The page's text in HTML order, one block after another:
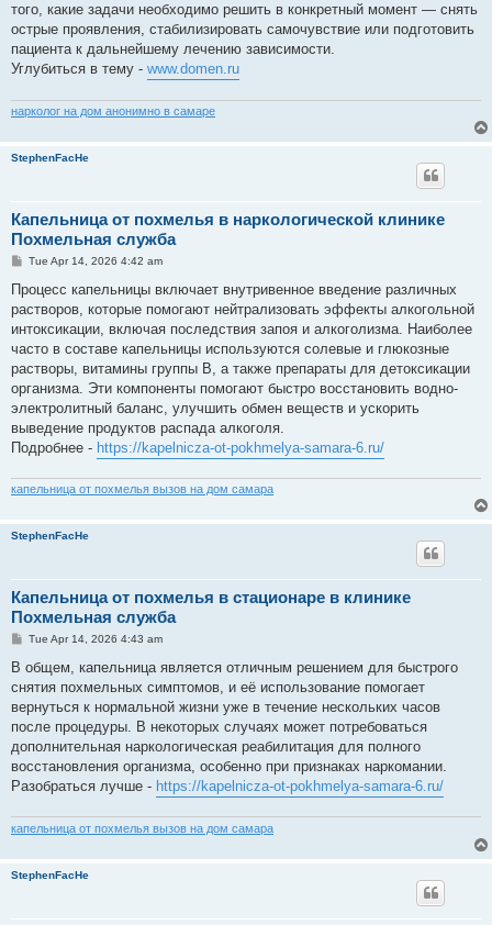
того, какие задачи необходимо решить в конкретный момент — снять
острые проявления, стабилизировать самочувствие или подготовить
пациента к дальнейшему лечению зависимости.
Углубиться в тему - www.domen.ru
нарколог на дом анонимно в самаре
StephenFacHe
Капельница от похмелья в наркологической клинике
Похмельная служба
P
s
Tue Apr 14, 2026 4:42 am
Процесс капельницы включает внутривенное введение различных
растворов, которые помогают нейтрализовать эффекты алкогольной
интоксикации, включая последствия запоя и алкоголизма. Наиболее
часто в составе капельницы используются солевые и глюкозные
растворы, витамины группы B, а также препараты для детоксикации
организма. Эти компоненты помогают быстро восстановить водно-
электролитный баланс, улучшить обмен веществ и ускорить
выведение продуктов распада алкоголя.
Подробнее - https://kapelnicza-ot-pokhmelya-samara-6.ru/
капельница от похмелья вызов на дом самара
StephenFacHe
Капельница от похмелья в стационаре в клинике
Похмельная служба
P
s
Tue Apr 14, 2026 4:43 am
В общем, капельница является отличным решением для быстрого
снятия похмельных симптомов, и её использование помогает
вернуться к нормальной жизни уже в течение нескольких часов
после процедуры. В некоторых случаях может потребоваться
дополнительная наркологическая реабилитация для полного
восстановления организма, особенно при признаках наркомании.
Разобраться лучше - https://kapelnicza-ot-pokhmelya-samara-6.ru/
капельница от похмелья вызов на дом самара
StephenFacHe